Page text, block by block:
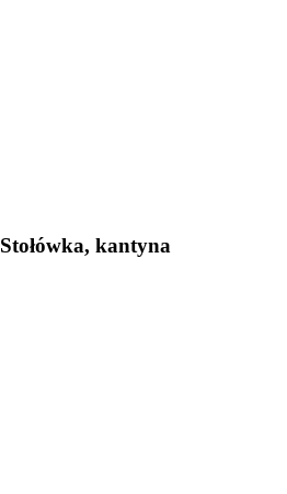
Stołówka, kantyna